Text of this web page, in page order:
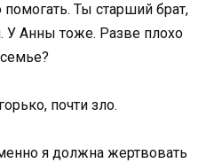
Ты старший брат,
У Анны тоже. Разве плохо
почти зло.
я должна жертвовать